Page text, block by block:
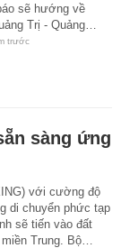
sẽ hướng về
Trị - Quảng…
trước
sàng ứng
với cường độ
di chuyển phức tạp
sẽ tiến vào đất
Trung. Bộ…